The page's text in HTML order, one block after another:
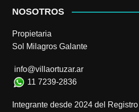
NOSOTROS
Propietaria
Sol Milagros Galante
info@villaortuzar.ar
11 7239-2836
Integrante desde 2024 del